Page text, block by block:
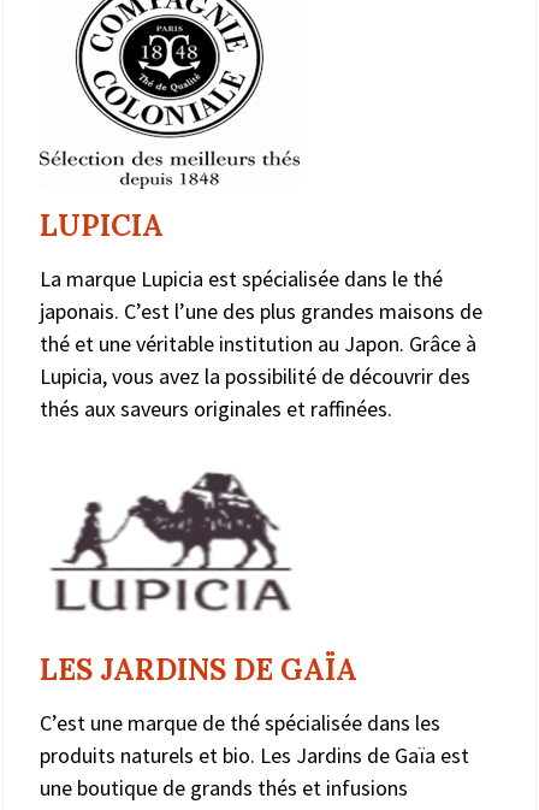
LUPICIA
La marque Lupicia est spécialisée dans le thé
japonais. C’est l’une des plus grandes maisons de
thé et une véritable institution au Japon. Grâce à
Lupicia, vous avez la possibilité de découvrir des
thés aux saveurs originales et raffinées.
LES JARDINS DE GAÏA
C’est une marque de thé spécialisée dans les
produits naturels et bio. Les Jardins de Gaïa est
une boutique de grands thés et infusions